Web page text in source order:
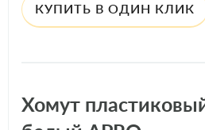
КУПИТЬ В ОДИН КЛИК
Хомут